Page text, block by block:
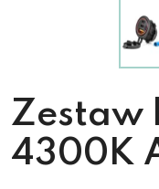
Zestaw
4300K